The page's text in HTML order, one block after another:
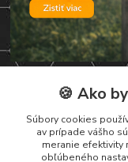
Zákaznická podpora
+421 919 037
🍪 Ako
Súbory cookies
av prípade vášho
meranie efektivity
obľúbeného